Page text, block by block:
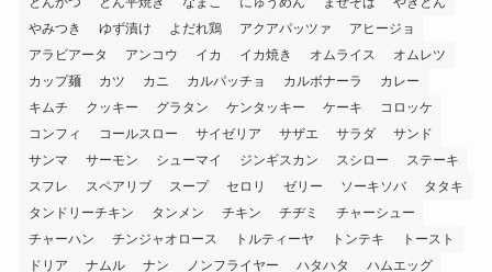
やみつき
ゆず漬け よだれ鶏 アクアパッツァ
アヒージョ
アラビアータ
アンコウ イカ イカ焼き オムライス
オムレツ
カップ麺
カツ カニ カルパッチョ カルボナーラ
カレー
キムチ
クッキー グラタン ケンタッキー ケーキ
コロッケ
コンフィ
コールスロー サイゼリア サザエ サラダ
サンド
サンマ
サーモン シューマイ ジンギスカン スシロー
ステーキ
スフレ
スペアリブ スープ セロリ ゼリー ソーキソバ
タタキ
タンドリーチキン
タンメン チキン チヂミ
チャーシュー
チャーハン
チンジャオロース トルティーヤ トンテキ
トースト
ドリア
ナムル ナン ノンフライヤー ハタハタ ハムエッグ